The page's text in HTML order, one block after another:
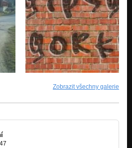
Zobrazit všechny galerie